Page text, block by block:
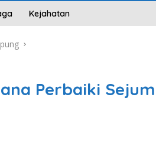
Kejahatan
Perbaiki